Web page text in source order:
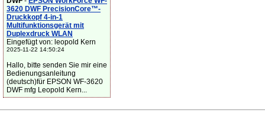
3620 DWF PrecisionCore™-
Druckkopf 4-in-1
Multifunktionsgerät mit
Duplexdruck WLAN
Eingefügt von: leopold Kern
2025-11-22 14:50:24
Hallo, bitte senden Sie mir eine
Bedienungsanleitung
(deutsch)für EPSON WF-3620
DWF mfg Leopold Kern...